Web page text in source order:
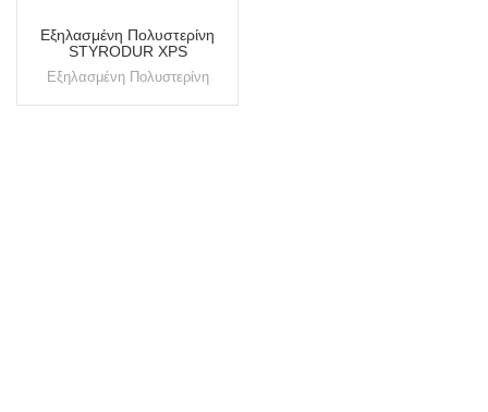
Εξηλασμένη Πολυστερίνη
STYRODUR XPS
Εξηλασμένη Πολυστερίνη